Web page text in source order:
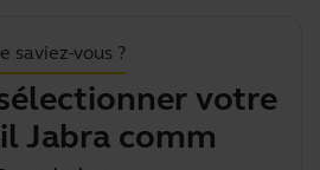
saviez-vous ?
votre
comme appar